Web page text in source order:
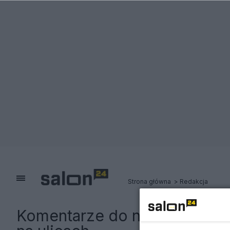
Strona główna Redakcja
Komentarze do notki:Ataki